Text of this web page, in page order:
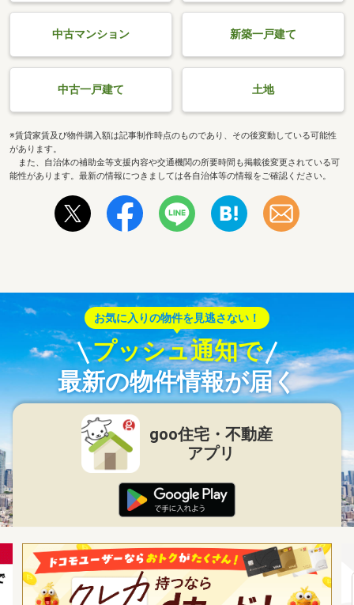
中古マンション 新築一戸建て
中古一戸建て 土地
※賃貸家賃及び物件購入額は記事制作時点のものであり、その後変動している可能性
があります。
また、自治体の補助金等支援内容や交通機関の所要時間も掲載後変更されている可
能性があります。最新の情報につきましては各自治体等の情報をご確認ください。
お気に入りの物件を見逃さない！
プッシュ通知で
最新の物件情報が届く
goo住宅・不動産
アプリ